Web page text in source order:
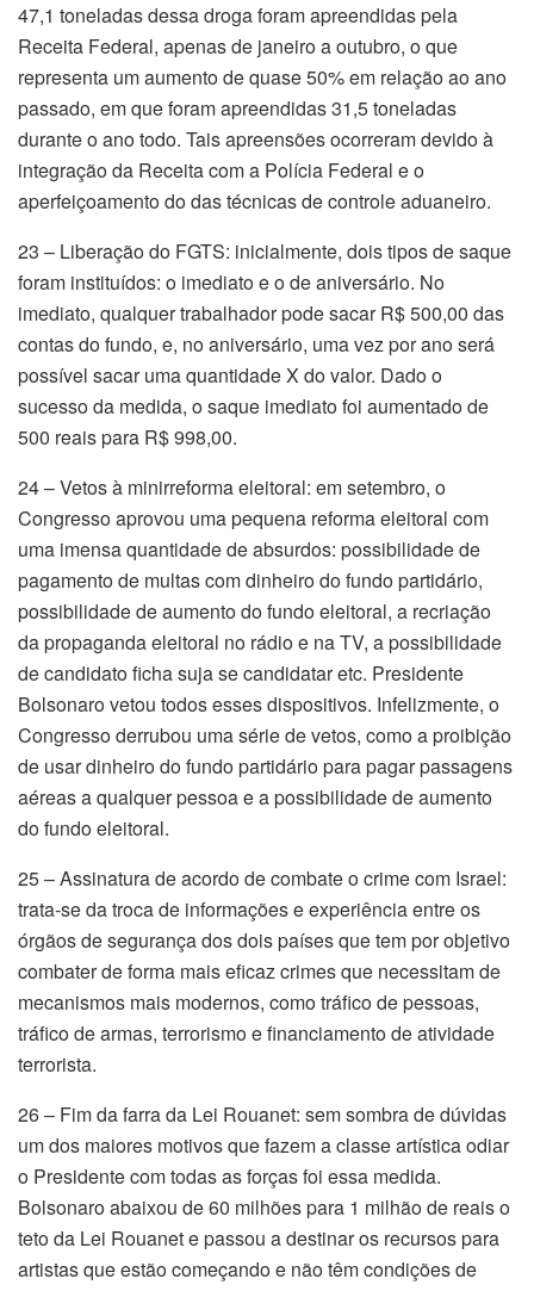
47,1 toneladas dessa droga foram apreendidas pela
Receita Federal, apenas de janeiro a outubro, o que
representa um aumento de quase 50% em relação ao ano
passado, em que foram apreendidas 31,5 toneladas
durante o ano todo. Tais apreensões ocorreram devido à
integração da Receita com a Polícia Federal e o
aperfeiçoamento do das técnicas de controle aduaneiro.
23 – Liberação do FGTS: inicialmente, dois tipos de saque
foram instituídos: o imediato e o de aniversário. No
imediato, qualquer trabalhador pode sacar R$ 500,00 das
contas do fundo, e, no aniversário, uma vez por ano será
possível sacar uma quantidade X do valor. Dado o
sucesso da medida, o saque imediato foi aumentado de
500 reais para R$ 998,00.
24 – Vetos à minirreforma eleitoral: em setembro, o
Congresso aprovou uma pequena reforma eleitoral com
uma imensa quantidade de absurdos: possibilidade de
pagamento de multas com dinheiro do fundo partidário,
possibilidade de aumento do fundo eleitoral, a recriação
da propaganda eleitoral no rádio e na TV, a possibilidade
de candidato ficha suja se candidatar etc. Presidente
Bolsonaro vetou todos esses dispositivos. Infelizmente, o
Congresso derrubou uma série de vetos, como a proibição
de usar dinheiro do fundo partidário para pagar passagens
aéreas a qualquer pessoa e a possibilidade de aumento
do fundo eleitoral.
25 – Assinatura de acordo de combate o crime com Israel:
trata-se da troca de informações e experiência entre os
órgãos de segurança dos dois países que tem por objetivo
combater de forma mais eficaz crimes que necessitam de
mecanismos mais modernos, como tráfico de pessoas,
tráfico de armas, terrorismo e financiamento de atividade
terrorista.
26 – Fim da farra da Lei Rouanet: sem sombra de dúvidas
um dos maiores motivos que fazem a classe artística odiar
o Presidente com todas as forças foi essa medida.
Bolsonaro abaixou de 60 milhões para 1 milhão de reais o
teto da Lei Rouanet e passou a destinar os recursos para
artistas que estão começando e não têm condições de